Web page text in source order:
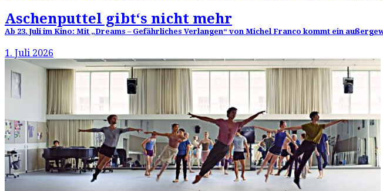
Aschenputtel gibt‘s nicht mehr
Ab 23. Juli im Kino: Mit „Dreams – Gefährliches Verlangen“ von Michel Franco kommt ein
1. Juli 2026